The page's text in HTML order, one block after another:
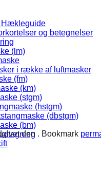
Hækleguide
og betegnelser
(lm)
i række af luftmasker
(fm)
(km)
(stgm)
(hstgm)
(dbstgm)
(bm)
den . Bookmark